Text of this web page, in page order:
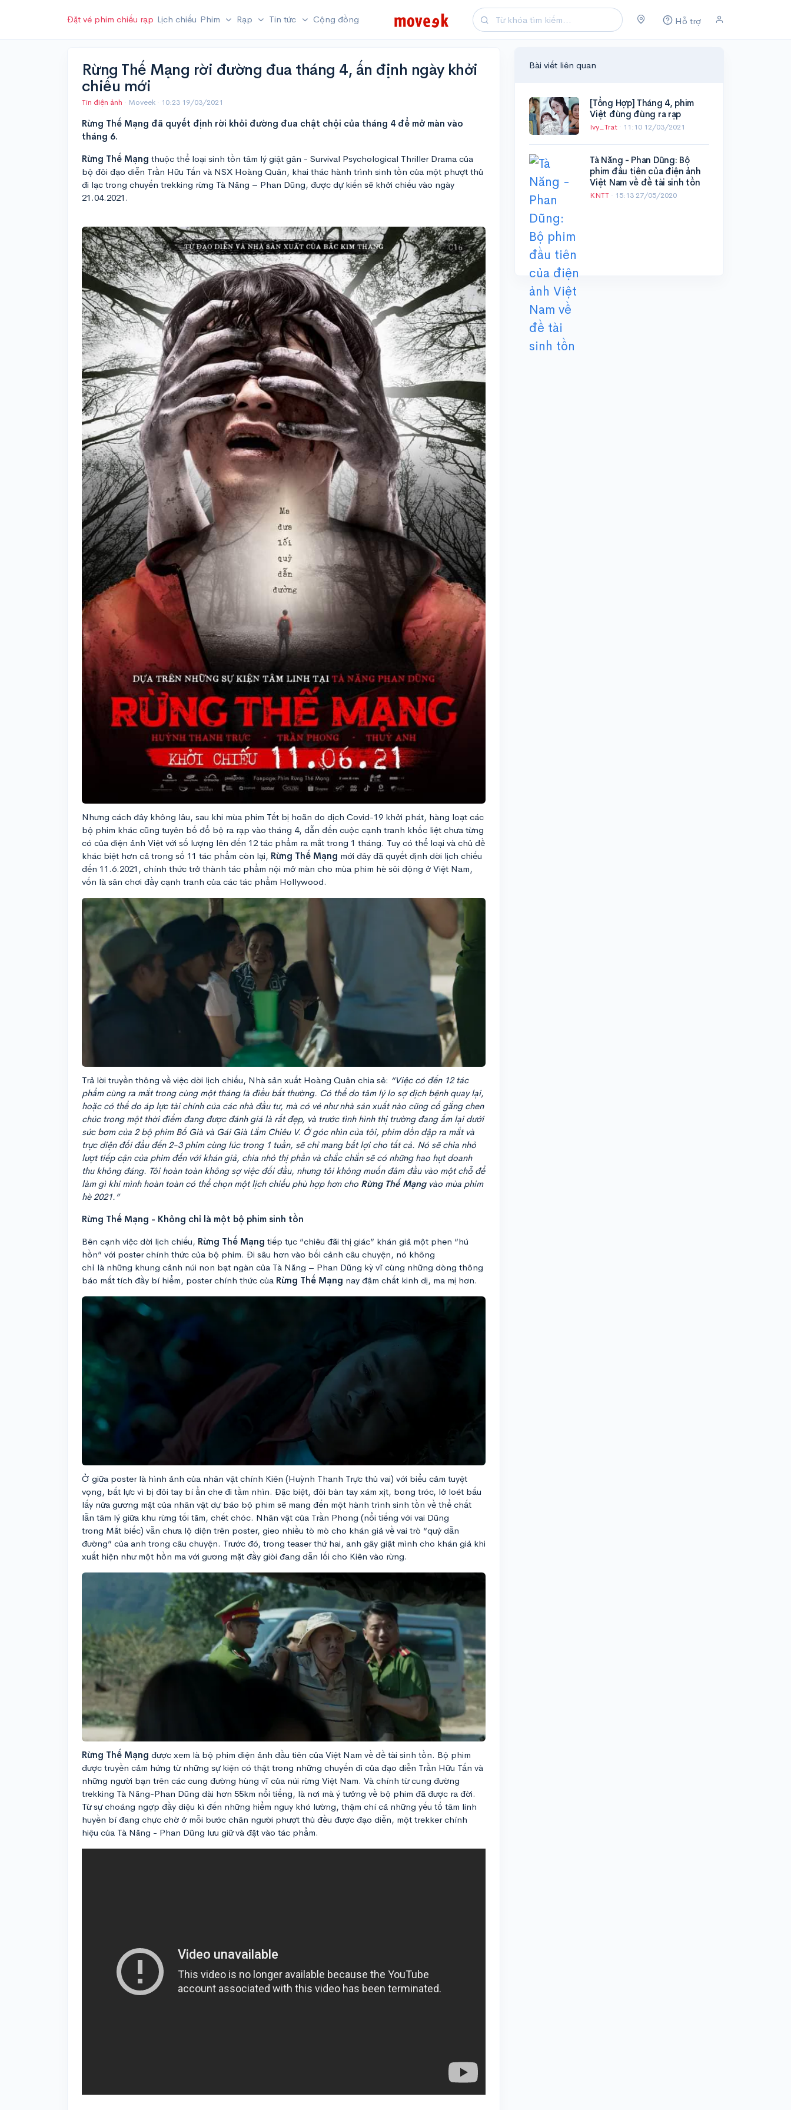
Hỗ trợ
Đặt vé phim chiếu rạp Lịch chiếu Phim Rạp Tin tức Cộng đồng
Rừng Thế Mạng rời đường đua tháng 4, ấn định ngày khởi
chiếu mới
Tin điện ảnh · Moveek · 10:23 19/03/2021
Rừng Thế Mạng đã quyết định rời khỏi đường đua chật chội của tháng 4 để mở màn vào
tháng 6.
Rừng Thế Mạng thuộc thể loại sinh tồn tâm lý giật gân - Survival Psychological Thriller Drama của
bộ đôi đạo diễn Trần Hữu Tấn và NSX Hoàng Quân, khai thác hành trình sinh tồn của một phượt thủ
đi lạc trong chuyến trekking rừng Tà Năng – Phan Dũng, được dự kiến sẽ khởi chiếu vào ngày
21.04.2021.
Nhưng cách đây không lâu, sau khi mùa phim Tết bị hoãn do dịch Covid-19 khởi phát, hàng loạt các
bộ phim khác cũng tuyên bố đổ bộ ra rạp vào tháng 4, dẫn đến cuộc cạnh tranh khốc liệt chưa từng
có của điện ảnh Việt với số lượng lên đến 12 tác phẩm ra mắt trong 1 tháng. Tuy có thể loại và chủ đề
khác biệt hơn cả trong số 11 tác phẩm còn lại, Rừng Thế Mạng mới đây đã quyết định dời lịch chiếu
đến 11.6.2021, chính thức trở thành tác phẩm nội mở màn cho mùa phim hè sôi động ở Việt Nam,
vốn là sân chơi đầy cạnh tranh của các tác phẩm Hollywood.
Trả lời truyền thông về việc dời lịch chiếu, Nhà sản xuất Hoàng Quân chia sẻ: “Việc có đến 12 tác
phẩm cùng ra mắt trong cùng một tháng là điều bất thường. Có thể do tâm lý lo sợ dịch bệnh quay lại,
hoặc có thể do áp lực tài chính của các nhà đầu tư, mà có vẻ như nhà sản xuất nào cũng cố gắng chen
chúc trong một thời điểm đang được đánh giá là rất đẹp, và trước tình hình thị trường đang ấm lại dưới
sức bơm của 2 bộ phim Bố Già và Gái Già Lắm Chiêu V. Ở góc nhìn của tôi, phim dồn dập ra mắt và
trực diện đối đầu đến 2-3 phim cùng lúc trong 1 tuần, sẽ chỉ mang bất lợi cho tất cả. Nó sẽ chia nhỏ
lượt tiếp cận của phim đến với khán giả, chia nhỏ thị phần và chắc chắn sẽ có những hao hụt doanh
thu không đáng. Tôi hoàn toàn không sợ việc đối đầu, nhưng tôi không muốn đâm đầu vào một chỗ để
làm gì khi mình hoàn toàn có thể chọn một lịch chiếu phù hợp hơn cho Rừng Thế Mạngvào mùa phim
hè 2021.”
Rừng Thế Mạng - Không chỉ là một bộ phim sinh tồn
Bên cạnh việc dời lịch chiếu, Rừng Thế Mạng tiếp tục “chiêu đãi thị giác” khán giả một phen “hú
hồn” với poster chính thức của bộ phim. Đi sâu hơn vào bối cảnh câu chuyện, nó không
chỉ là những khung cảnh núi non bạt ngàn của Tà Năng – Phan Dũng kỳ vĩ cùng những dòng thông
báo mất tích đầy bí hiểm, poster chính thức của Rừng Thế Mạng nay đậm chất kinh dị, ma mị hơn.
Ở giữa poster là hình ảnh của nhân vật chính Kiên (Huỳnh Thanh Trực thủ vai) với biểu cảm tuyệt
vọng, bất lực vì bị đôi tay bí ẩn che đi tầm nhìn. Đặc biệt, đôi bàn tay xám xịt, bong tróc, lở loét bấu
lấy nửa gương mặt của nhân vật dự báo bộ phim sẽ mang đến một hành trình sinh tồn về thể chất
lẫn tâm lý giữa khu rừng tối tăm, chết chóc. Nhân vật của Trần Phong (nổi tiếng với vai Dũng
trong Mắt biếc) vẫn chưa lộ diện trên poster, gieo nhiều tò mò cho khán giả về vai trò “quỷ dẫn
đường” của anh trong câu chuyện. Trước đó, trong teaser thứ hai, anh gây giật mình cho khán giả khi
xuất hiện như một hồn ma với gương mặt đầy giòi đang dẫn lối cho Kiên vào rừng.
Rừng Thế Mạng được xem là bộ phim điện ảnh đầu tiên của Việt Nam về đề tài sinh tồn. Bộ phim
được truyền cảm hứng từ những sự kiện có thật trong những chuyến đi của đạo diễn Trần Hữu Tấn và
những người bạn trên các cung đường hùng vĩ của núi rừng Việt Nam. Và chính từ cung đường
trekking Tà Năng-Phan Dũng dài hơn 55km nổi tiếng, là nơi mà ý tưởng về bộ phim đã được ra đời.
Từ sự choáng ngợp đầy diệu kì đến những hiểm nguy khó lường, thậm chí cả những yếu tố tâm linh
huyền bí đang chực chờ ở mỗi bước chân người phượt thủ đều được đạo diễn, một trekker chính
hiệu của Tà Năng - Phan Dũng lưu giữ và đặt vào tác phẩm.
Bài viết liên quan
[Tổng Hợp] Tháng 4, phim
Việt đùng đùng ra rạp
Ivy_Trat · 11:10 12/03/2021
Tà Năng - Phan Dũng: Bộ
phim đầu tiên của điện ảnh
Việt Nam về đề tài sinh tồn
KNTT · 15:13 27/05/2020